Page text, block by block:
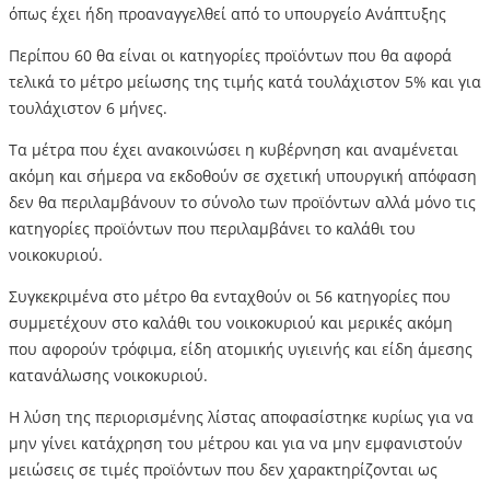
όπως έχει ήδη προαναγγελθεί από το υπουργείο Ανάπτυξης
Περίπου 60 θα είναι οι κατηγορίες προϊόντων που θα αφορά
τελικά το μέτρο μείωσης της τιμής κατά τουλάχιστον 5% και για
τουλάχιστον 6 μήνες.
Τα μέτρα που έχει ανακοινώσει η κυβέρνηση και αναμένεται
ακόμη και σήμερα να εκδοθούν σε σχετική υπουργική απόφαση
δεν θα περιλαμβάνουν το σύνολο των προϊόντων αλλά μόνο τις
κατηγορίες προϊόντων που περιλαμβάνει το καλάθι του
νοικοκυριού.
Συγκεκριμένα στο μέτρο θα ενταχθούν οι 56 κατηγορίες που
συμμετέχουν στο καλάθι του νοικοκυριού και μερικές ακόμη
που αφορούν τρόφιμα, είδη ατομικής υγιεινής και είδη άμεσης
κατανάλωσης νοικοκυριού.
Η λύση της περιορισμένης λίστας αποφασίστηκε κυρίως για να
μην γίνει κατάχρηση του μέτρου και για να μην εμφανιστούν
μειώσεις σε τιμές προϊόντων που δεν χαρακτηρίζονται ως